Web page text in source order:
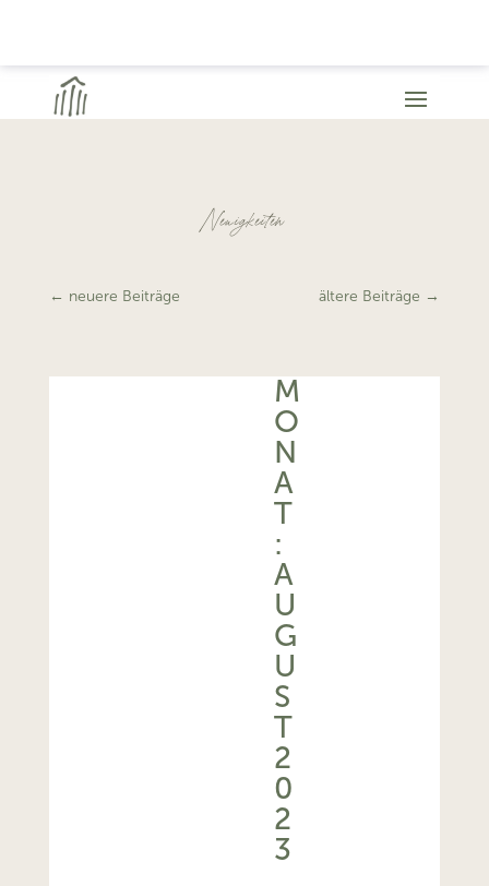
Neuigkeiten
← neuere Beiträge ältere Beiträge →
M
O
N
A
T
:
A
U
G
U
S
T
2
0
2
3